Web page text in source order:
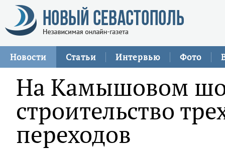
Новости Статьи Интервью Фото
На Камышовом
строительство
переходов